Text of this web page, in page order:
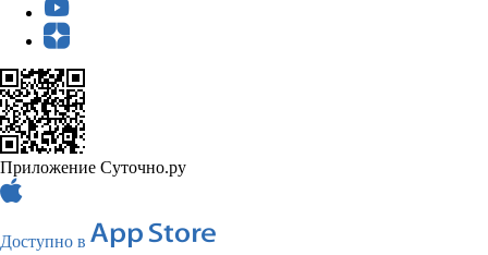
Приложение Суточно.ру
Доступно в